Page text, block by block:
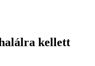
kellett